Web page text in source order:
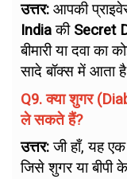
उत्तर: आपकी
Indiaकी Secret
बीमारी या दवा का
सादे बॉक्स में आता
Q9. क्या शुगर
ले सकते हैं?
उत्तर:जी हाँ, यह
जिसे शुगर या बीपी